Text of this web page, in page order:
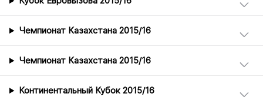
Чемпионат Казахстана 2015/16
Чемпионат Казахстана 2015/16
Континентальный Кубок 2015/16